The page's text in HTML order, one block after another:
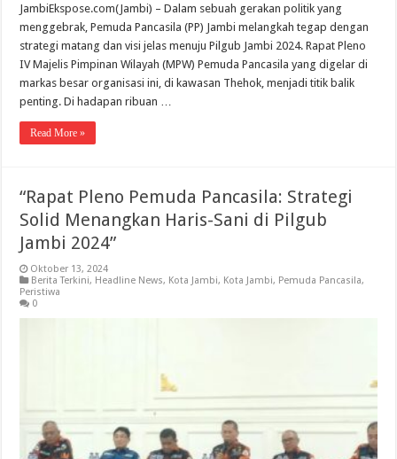
JambiEkspose.com(Jambi) – Dalam sebuah gerakan politik yang
menggebrak, Pemuda Pancasila (PP) Jambi melangkah tegap dengan
strategi matang dan visi jelas menuju Pilgub Jambi 2024. Rapat Pleno
IV Majelis Pimpinan Wilayah (MPW) Pemuda Pancasila yang digelar di
markas besar organisasi ini, di kawasan Thehok, menjadi titik balik
penting. Di hadapan ribuan …
Read More »
“Rapat Pleno Pemuda Pancasila: Strategi
Solid Menangkan Haris-Sani di Pilgub
Jambi 2024”
Oktober 13, 2024
Berita Terkini, Headline News, Kota Jambi, Kota Jambi, Pemuda Pancasila,
Peristiwa
0